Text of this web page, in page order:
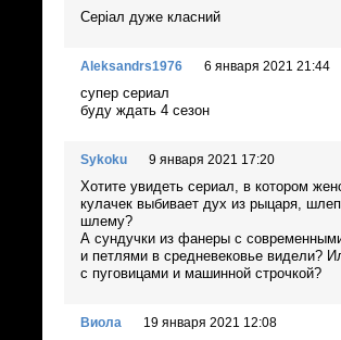
Серіал дуже класний
Aleksandrs1976 6 января 2021 21:44
супер сериал
буду ждать 4 сезон
Sykoku 9 января 2021 17:20
Хотите увидеть сериал, в котором
кулачек выбивает дух из рыцаря,
шлему?
А сундучки из фанеры с
и петлями в средневековье видели?
с пуговицами и машинной строчкой?
Виола 19 января 2021 12:08